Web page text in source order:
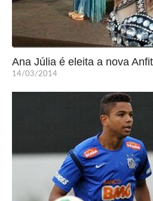
Ana Júlia é eleita a nova
14/03/2014